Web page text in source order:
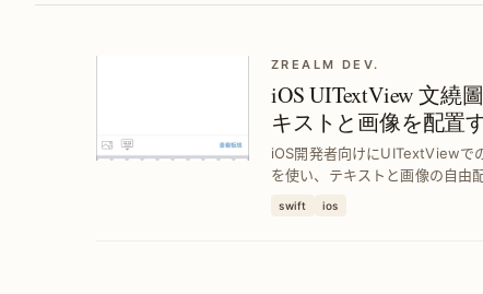
ZREALM DEV.
iOS UITextView 文繞
キストと画像を配置
計
iOS開発者向けにUITextViewで
を使い、テキストと画像の自由
swift ios